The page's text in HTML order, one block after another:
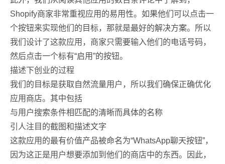
Shopify商家非常重视应用的易用性。如果他们可以点击一
个按钮来实现他们的目标，那就是最好的解决方案。所以
我们设计了这款应用，商家只需要输入他们的电话号码，
然后点击一个标有“启用”的按钮。
描述下创业的过程
我们的目标是获取自然流量用户，所以我们确保正确优化
应用商店。其中包括
与用户搜索条件相匹配的清晰而具体的名称
引人注目的截图和描述文字
这款应用的最有价值产品被命名为“WhatsApp聊天按钮”，
因为这正是用户想要添加到他们的商店中的东西。因此，